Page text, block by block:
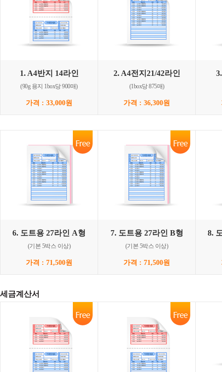
1. A4반지 14라인
(90g 용지 1box당 900매)
가격 : 33,000원
2. A4전지21/42라인
(1box당 875매)
가격 : 36,300원
6. 도트용 27라인 A형
(기본 5박스 이상)
가격 : 71,500원
7. 도트용 27라인 B형
(기본 5박스 이상)
가격 : 71,500원
8.
세금계산서